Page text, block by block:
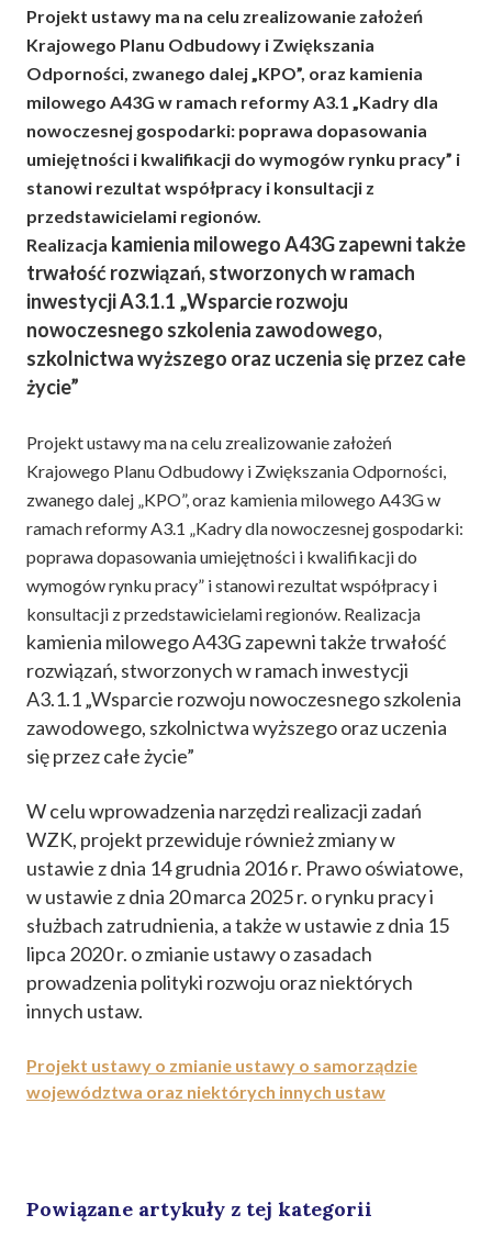
Projekt ustawy ma na celu zrealizowanie założeń
Krajowego Planu Odbudowy i Zwiększania
Odporności, zwanego dalej „KPO”, oraz kamienia
milowego A43G w ramach reformy A3.1 „Kadry dla
nowoczesnej gospodarki: poprawa dopasowania
umiejętności i kwalifikacji do wymogów rynku pracy” i
stanowi rezultat współpracy i konsultacji z
przedstawicielami regionów.
Realizacja kamienia milowego A43G zapewni także
trwałość rozwiązań, stworzonych w ramach
inwestycji A3.1.1 „Wsparcie rozwoju
nowoczesnego szkolenia zawodowego,
szkolnictwa wyższego oraz uczenia się przez całe
życie”
Projekt ustawy ma na celu zrealizowanie założeń
Krajowego Planu Odbudowy i Zwiększania Odporności,
zwanego dalej „KPO”, oraz kamienia milowego A43G w
ramach reformy A3.1 „Kadry dla nowoczesnej gospodarki:
poprawa dopasowania umiejętności i kwalifikacji do
wymogów rynku pracy” i stanowi rezultat współpracy i
konsultacji z przedstawicielami regionów. Realizacja
kamienia milowego A43G zapewni także trwałość
rozwiązań, stworzonych w ramach inwestycji
A3.1.1 „Wsparcie rozwoju nowoczesnego szkolenia
zawodowego, szkolnictwa wyższego oraz uczenia
się przez całe życie”
W celu wprowadzenia narzędzi realizacji zadań
WZK, projekt przewiduje również zmiany w
ustawie z dnia 14 grudnia 2016 r. Prawo oświatowe,
w ustawie z dnia 20 marca 2025 r. o rynku pracy i
służbach zatrudnienia, a także w ustawie z dnia 15
lipca 2020 r. o zmianie ustawy o zasadach
prowadzenia polityki rozwoju oraz niektórych
innych ustaw.
Projekt ustawy o zmianie ustawy o samorządzie
województwa oraz niektórych innych ustaw
Powiązane artykuły z tej kategorii